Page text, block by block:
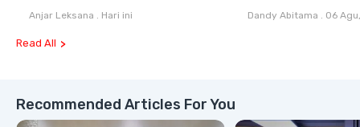
ONE Selain Harga
Anjar Leksana Hari ini
Antara All Terrain
Dandy Abitama 06
Read All
Recommended Articles For You